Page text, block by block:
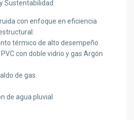
Sustentabilidad
con enfoque en eficiencia
térmico de alto desempeño
con doble vidrio y gas Argón
de gas
de agua pluvial